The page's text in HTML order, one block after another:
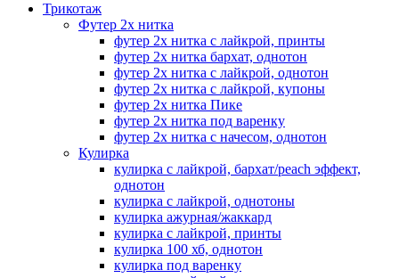
Трикотаж
Футер 2х нитка
футер 2х нитка с лайкрой, принты
футер 2х нитка бархат, однотон
футер 2х нитка с лайкрой, однотон
футер 2х нитка с лайкрой, купоны
футер 2х нитка Пике
футер 2х нитка под варенку
футер 2х нитка с начесом, однотон
Кулирка
кулирка с лайкрой, бархат/peach эффект,
однотон
кулирка с лайкрой, однотоны
кулирка ажурная/жаккард
кулирка с лайкрой, принты
кулирка 100 хб, однотон
кулирка под варенку